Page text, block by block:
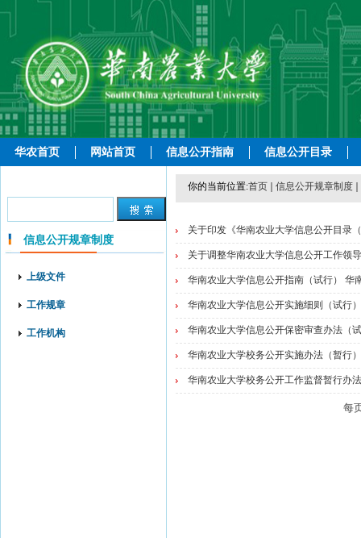
华农首页 网站首页 信息公开指南 信息公开目录
信息公开规章制度
上级文件
工作规章
工作机构
你的当前位置:首页 信息公开规章制度
关于印发《华南农业大学信息公开目录
关于调整华南农业大学信息公开工作领
华南农业大学信息公开指南（试行） 华
华南农业大学信息公开实施细则（试行
华南农业大学信息公开保密审查办法（
华南农业大学校务公开实施办法（暂行
华南农业大学校务公开工作监督暂行办
每